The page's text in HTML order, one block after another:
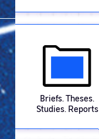
Briefs. Theses.
Studies. Reports